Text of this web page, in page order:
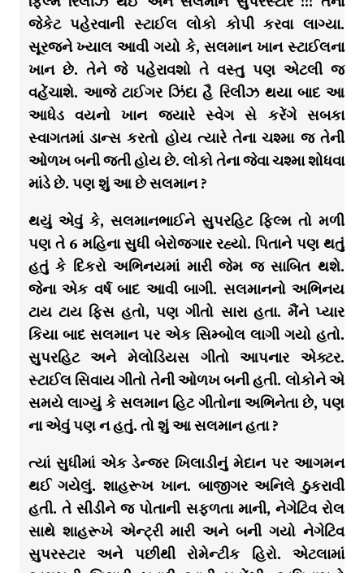
જેકેટ પહેરવાની સ્ટાઈલ લોકો કોપી કરવા લાગ્યા.
સૂરજને ખ્યાલ આવી ગયો કે, સલમાન ખાન સ્ટાઈલના
ખાન છે. તેને જે પહેરાવશો તે વસ્તુ પણ એટલી જ
વહેંચાશે. આજે ટાઈગર ઝિંદા હૈ રિલીઝ થયા બાદ આ
આધેડ વયનો ખાન જ્યારે સ્વેગ સે કરેંગે સબકા
સ્વાગતમાં ડાન્સ કરતો હોય ત્યારે તેના ચશ્મા જ તેની
ઓળખ બની જતી હોય છે. લોકો તેના જેવા ચશ્મા શોધવા
માંડે છે. પણ શું આ છે સલમાન ?
થયું એવું કે, સલમાનભાઈને સુપરહિટ ફિલ્મ તો મળી
પણ તે 6 મહિના સુધી બેરોજગાર રહ્યો. પિતાને પણ થતું
હતું કે દિકરો અભિનયમાં મારી જેમ જ સાબિત થશે.
જેના એક વર્ષ બાદ આવી બાગી. સલમાનનો અભિનય
ટાય ટાય ફિસ હતો, પણ ગીતો સારા હતા. મૈંને પ્યાર
કિયા બાદ સલમાન પર એક સિમ્બોલ લાગી ગયો હતો.
સુપરહિટ અને મેલોડિયસ ગીતો આપનાર એક્ટર.
સ્ટાઈલ સિવાય ગીતો તેની ઓળખ બની હતી. લોકોને એ
સમયે લાગ્યું કે સલમાન હિટ ગીતોના અભિનેતા છે, પણ
ના એવું પણ ન હતું. તો શું આ સલમાન હતા ?
ત્યાં સુધીમાં એક ડેન્જર ખિલાડીનું મેદાન પર આગમન
થઈ ગયેલું. શાહરૂખ ખાન. બાજીગર અનિલે ઠુકરાવી
હતી. તે સીડીને જ પોતાની સફળતા માની, નેગેટિવ રોલ
સાથે શાહરૂખે એન્ટ્રી મારી અને બની ગયો નેગેટિવ
સુપરસ્ટાર અને પછીથી રોમેન્ટીક હિરો. એટલામાં